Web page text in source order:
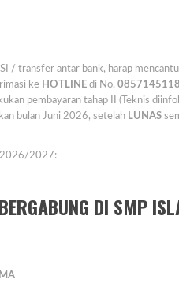
/ transfer antar bank, harap
ke HOTLINE di No.
pembayaran tahap II (Teknis
bulan Juni 2026, setelah LUNAS
2026/2027:
DI SMP